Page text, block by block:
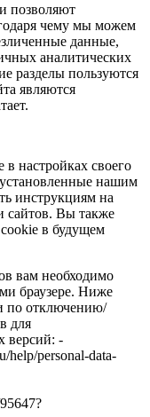
позволяют
чему мы можем
данные,
аналитических
разделы пользуются
являются
настройках своего
нашим
инструкциям на
сайтов. Вы также
в будущем
вам необходимо
браузере. Ниже
по отключению/
для
версий: -
help/personal-data-